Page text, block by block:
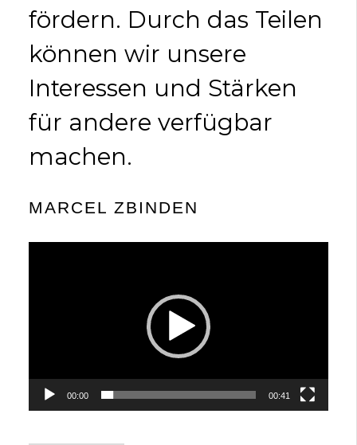
fördern. Durch das Teilen
können wir unsere
Interessen und Stärken
für andere verfügbar
machen.
MARCEL ZBINDEN
00:00 00:41